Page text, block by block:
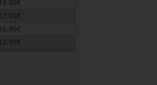
18.90€
17.90€
16.90€
15.90€